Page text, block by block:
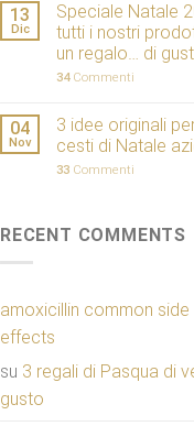
13
Dic
Speciale Natale
tutti i nostri
un regalo… di
34Commenti
04
Nov
3 idee originali
cesti di Natale
33 Commenti
RECENT COMMENTS
amoxicillin common side
effects
su 3 regali di Pasqua di
gusto